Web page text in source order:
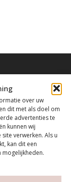
over uw
dit met als doel om
advertenties te
kunnen wij
verwerken. Als u
kan dit een